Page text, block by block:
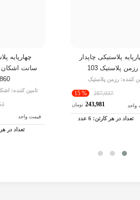
پلاستیکی چاپدار
رزمن پلاستیک 103
کننده:رزمن پلاستیک
واحد
287,037
% 15
243,981 تومان
تعداد در هر کارتن: 6 عدد
سانت اشکان
تامین کننده:
قیمت واحد
تعداد در